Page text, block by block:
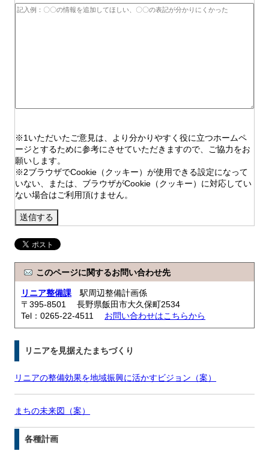
※1いただいたご意見は、より分かりやすく役に立つホームペ
ージとするために参考にさせていただきますので、ご協力をお
願いします。
※2ブラウザでCookie（クッキー）が使用できる設定になって
いない、または、ブラウザがCookie（クッキー）に対応してい
ない場合はご利用頂けません。
このページに関するお問い合わせ先
リニア整備課 駅周辺整備計画係
〒395-8501 長野県飯田市大久保町2534
Tel：0265-22-4511 お問い合わせはこちらから
リニアを見据えたまちづくり
リニアの整備効果を地域振興に活かすビジョン（案）
まちの未来図（案）
各種計画